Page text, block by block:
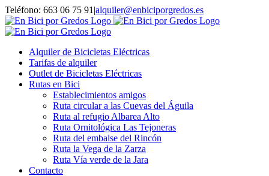
Saltar
al
contenido
Facebook
WhatsApp
Instagram
Teléfono: 663 06 75 91 |alquiler@enbiciporgredos.es
Alquiler de Bicicletas Eléctricas
Tarifas de alquiler
Outlet de Bicicletas Eléctricas
Rutas en Bici
Establecimientos amigos
Ruta circular a las Cuevas del Águila
Ruta al refugio Albarea Alto
Ruta Ornitológica Las Tejoneras
Ruta del embalse del Rincón
Ruta la Vega de la Zarza
Ruta Vía verde de la Jara
Contacto